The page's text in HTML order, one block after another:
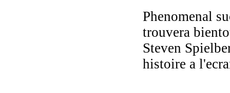
Phenomenal
trouvera
Steven
histoire a